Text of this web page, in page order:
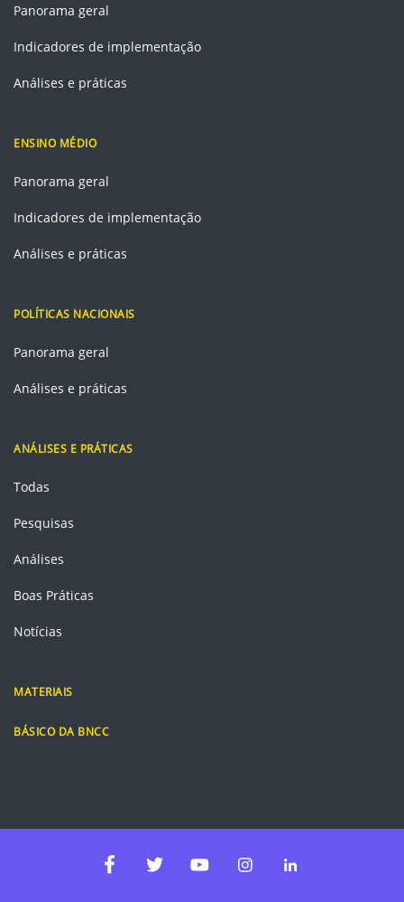
Panorama geral
Indicadores de implementação
Análises e práticas
ENSINO MÉDIO
Panorama geral
Indicadores de implementação
Análises e práticas
POLÍTICAS NACIONAIS
Panorama geral
Análises e práticas
ANÁLISES E PRÁTICAS
Todas
Pesquisas
Análises
Boas Práticas
Notícias
MATERIAIS
BÁSICO DA BNCC
Facebook Twitter Youtube
Instagram